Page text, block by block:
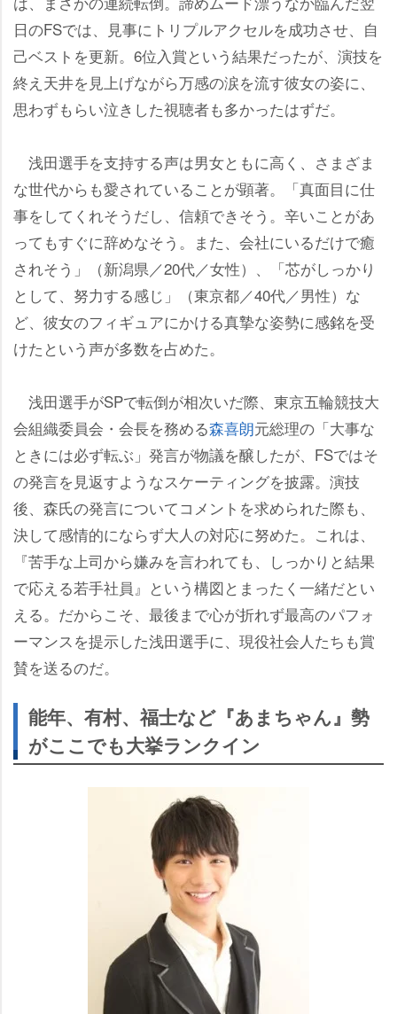
日のFSでは、見事にトリプルアクセルを成功させ、自
己ベストを更新。6位入賞という結果だったが、演技を
終え天井を見上げながら万感の涙を流す彼女の姿に、
思わずもらい泣きした視聴者も多かったはずだ。
浅田選手を支持する声は男女ともに高く、さまざま
な世代からも愛されていることが顕著。「真面目に仕
事をしてくれそうだし、信頼できそう。辛いことがあ
ってもすぐに辞めなそう。また、会社にいるだけで癒
されそう」（新潟県／20代／女性）、「芯がしっかり
として、努力する感じ」（東京都／40代／男性）な
ど、彼女のフィギュアにかける真摯な姿勢に感銘を受
けたという声が多数を占めた。
浅田選手がSPで転倒が相次いだ際、東京五輪競技大
会組織委員会・会長を務める森喜朗元総理の「大事な
ときには必ず転ぶ」発言が物議を醸したが、FSではそ
の発言を見返すようなスケーティングを披露。演技
後、森氏の発言についてコメントを求められた際も、
決して感情的にならず大人の対応に努めた。これは、
『苦手な上司から嫌みを言われても、しっかりと結果
で応える若手社員』という構図とまったく一緒だとい
える。だからこそ、最後まで心が折れず最高のパフォ
ーマンスを提示した浅田選手に、現役社会人たちも賞
賛を送るのだ。
能年、有村、福士など『あまちゃん』勢
がここでも大挙ランクイン